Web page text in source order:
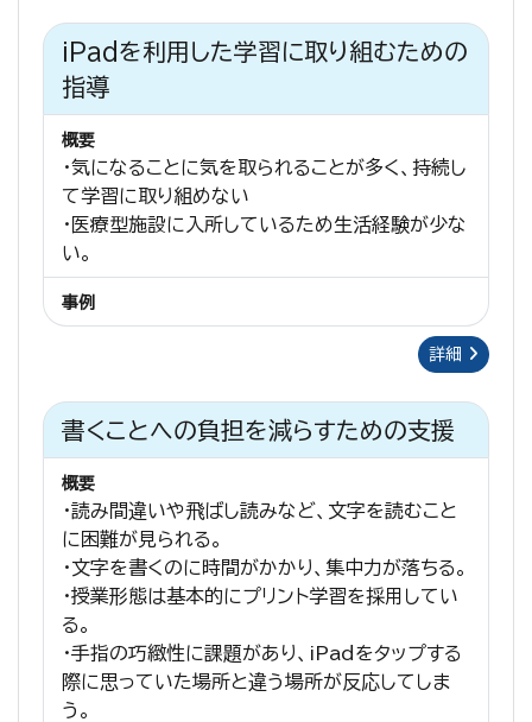
iPadを利用した学習に取り組むための
指導
概要
・気になることに気を取られることが多く、持続し
て学習に取り組めない
・医療型施設に入所しているため生活経験が少な
い。
事例
詳細
書くことへの負担を減らすための支援
概要
・読み間違いや飛ばし読みなど、文字を読むこと
に困難が見られる。
・文字を書くのに時間がかかり、集中力が落ちる。
・授業形態は基本的にプリント学習を採用してい
る。
・手指の巧緻性に課題があり、iPadをタップする
際に思っていた場所と違う場所が反応してしま
う。